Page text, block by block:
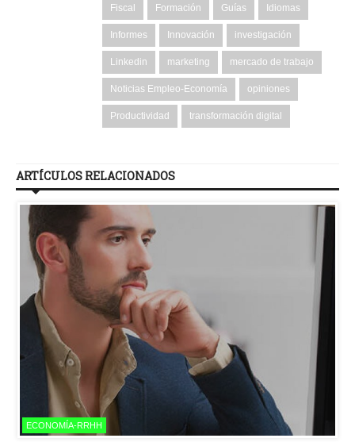
Fiscal Formación Guías Idiomas
Informes Innovación investigación
Linkedin marketing mercado de trabajo
Noticias Empleo-Economía opiniones
Productividad transformación digital
ARTÍCULOS RELACIONADOS
ECONOMÍA-RRHH